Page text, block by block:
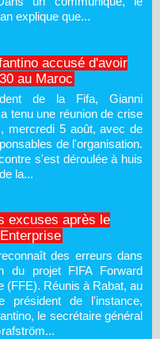
explique que...
accusé d'avoir
au Maroc
de la Fifa, Gianni
tenu une réunion de crise
mercredi 5 août, avec de
de l'organisation.
s'est déroulée à huis
la...
excuses après le
des erreurs dans
du projet FIFA Forward
(FFE). Réunis à Rabat, au
président de l'instance,
le secrétaire général